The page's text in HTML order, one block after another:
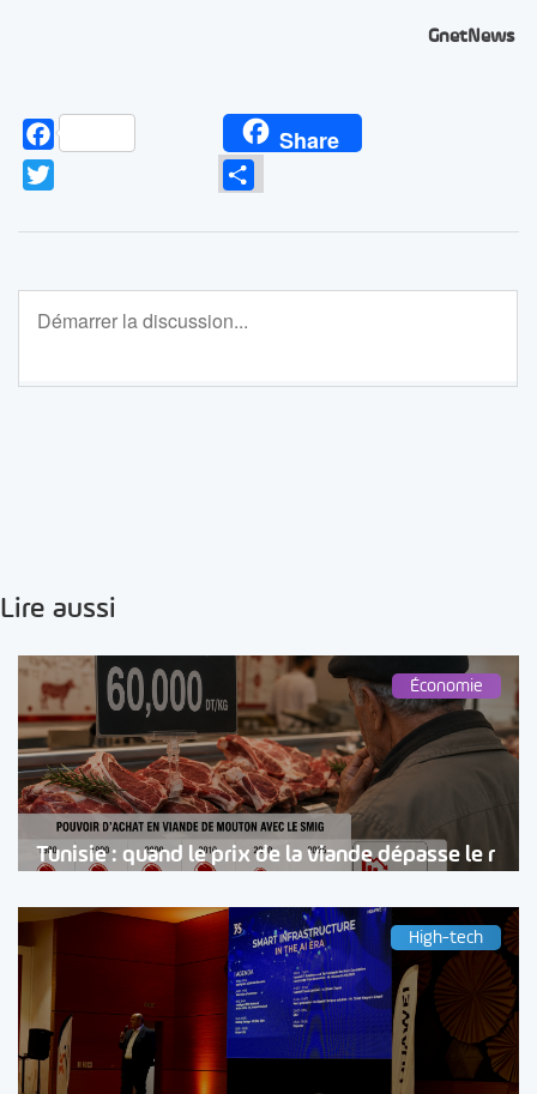
GnetNews
Facebook Share
Partager
Lire aussi
Économie
Tunisie : quand le prix de la viande dépasse le r
High-tech